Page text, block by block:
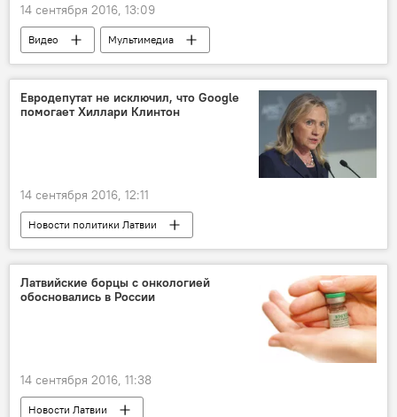
14 сентября 2016, 13:09
Видео
Мультимедиа
Новости культуры Латвии
Евродепутат не исключил, что Google
помогает Хиллари Клинтон
14 сентября 2016, 12:11
Новости политики Латвии
Эксперты Sputnik Латвия
Выборы президента США: вот это поворот
Латвийские борцы с онкологией
обосновались в России
14 сентября 2016, 11:38
Новости Латвии